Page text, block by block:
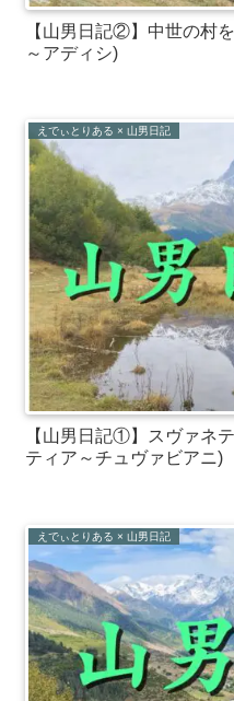
【山男日記②】中世の村
～アディシ)
えでぃとりある × 山男日記
【山男日記①】スヴァネ
ティア～チュヴァビアニ)
えでぃとりある × 山男日記